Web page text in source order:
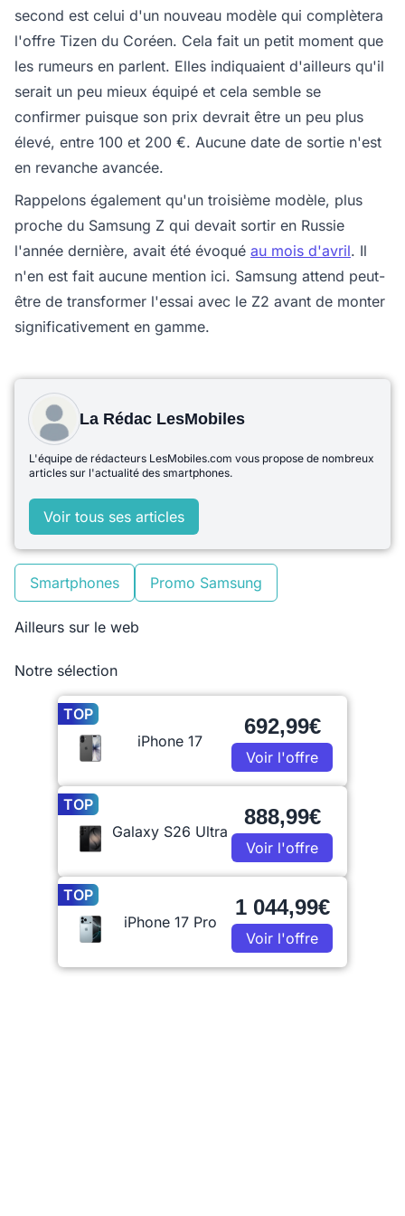
second est celui d'un nouveau modèle qui complètera
l'offre Tizen du Coréen. Cela fait un petit moment que
les rumeurs en parlent. Elles indiquaient d'ailleurs qu'il
serait un peu mieux équipé et cela semble se
confirmer puisque son prix devrait être un peu plus
élevé, entre 100 et 200 €. Aucune date de sortie n'est
en revanche avancée.
Rappelons également qu'un troisième modèle, plus
proche du Samsung Z qui devait sortir en Russie
l'année dernière, avait été évoqué au mois d'avril. Il
n'en est fait aucune mention ici. Samsung attend peut-
être de transformer l'essai avec le Z2 avant de monter
significativement en gamme.
La Rédac LesMobiles
L'équipe de rédacteurs LesMobiles.com vous propose de nombreux
articles sur l'actualité des smartphones.
Voir tous ses articles
Smartphones Promo Samsung
Ailleurs sur le web
Notre sélection
TOP
iPhone 17
692,99€
Voir l'offre
TOP
Galaxy S26 Ultra
888,99€
Voir l'offre
TOP
iPhone 17 Pro
1 044,99€
Voir l'offre